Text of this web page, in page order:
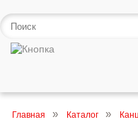
Главная Каталог